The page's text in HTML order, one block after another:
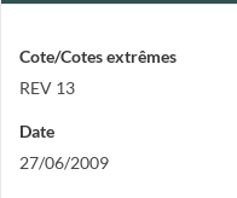
Cote/Cotes extrêmes
REV 13
Date
27/06/2009